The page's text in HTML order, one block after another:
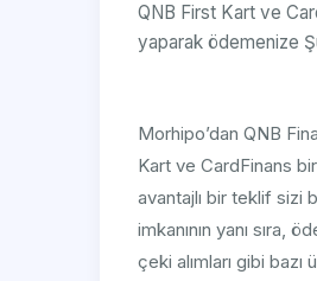
QNB First Kart ve
yaparak ödemenize
Morhipo’dan QNB
Kart ve CardFinans
avantajlı bir teklif sizi
imkanının yanı sıra,
çeki alımları gibi